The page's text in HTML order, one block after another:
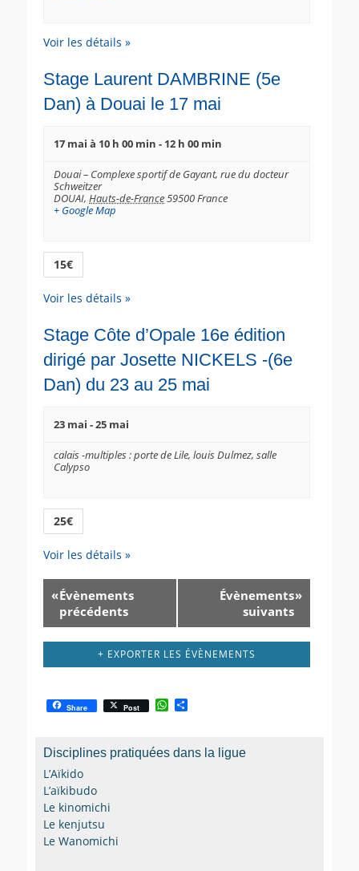
Voir les détails »
Stage Laurent DAMBRINE (5e
Dan) à Douai le 17 mai
17 mai à 10 h 00 min - 12 h 00 min
Douai – Complexe sportif de Gayant, rue du docteur
Schweitzer
DOUAI, Hauts-de-France59500France
+ Google Map
15€
Voir les détails »
Stage Côte d’Opale 16e édition
dirigé par Josette NICKELS -(6e
Dan) du 23 au 25 mai
23 mai -25 mai
calais -multiples : porte de Lile, louis Dulmez, salle
Calypso
25€
Voir les détails »
«Évènements
précédents
Évènements
suivants
»
+ EXPORTER LES ÉVÈNEMENTS
Share Post W
s a
Disciplines pratiquées dans la ligue
L’Aïkido
L’aïkibudo
Le kinomichi
Le kenjutsu
Le Wanomichi